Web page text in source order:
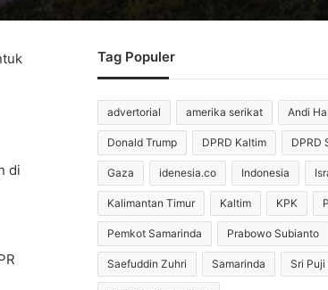
di
Tag Populer
advertorial amerika serikat Andi
Donald Trump DPRD Kaltim DPRD
Gaza idenesia.co Indonesia
Kalimantan Timur Kaltim KPK
Pemkot Samarinda Prabowo Subianto
Saefuddin Zuhri Samarinda Sri Puji